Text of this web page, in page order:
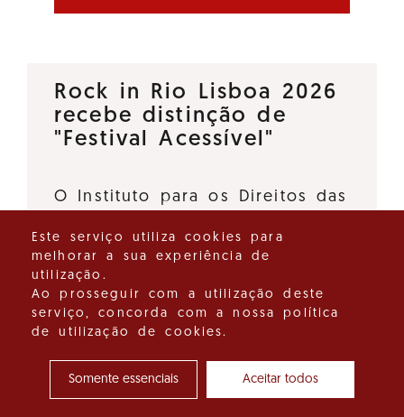
Rock in Rio Lisboa 2026
recebe distinção de
"Festival Acessível"
O Instituto para os Direitos das
o Turismo de Portugal, I.P.,
deliberaram atribuir a distinção
"Festival Acessível" ao Rock in
Rio Lisboa 2026, promovido…
Ver detalhes do destaque
Este serviço utiliza cookies para
melhorar a sua experiência de
utilização.
Ao prosseguir com a utilização deste
serviço, concorda com a nossa política
de utilização de cookies.
Somente essenciais Aceitar todos